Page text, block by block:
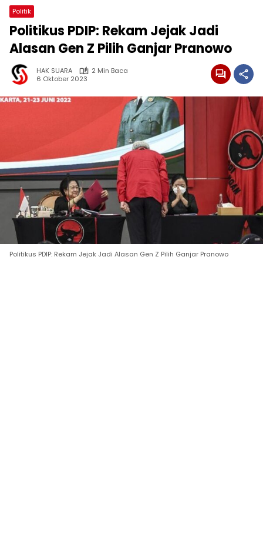
Politik
Politikus PDIP: Rekam Jejak Jadi
Alasan Gen Z Pilih Ganjar Pranowo
HAK SUARA
2 Min Baca
6 Oktober 2023
Politikus PDIP: Rekam Jejak Jadi Alasan Gen Z Pilih Ganjar Pranowo